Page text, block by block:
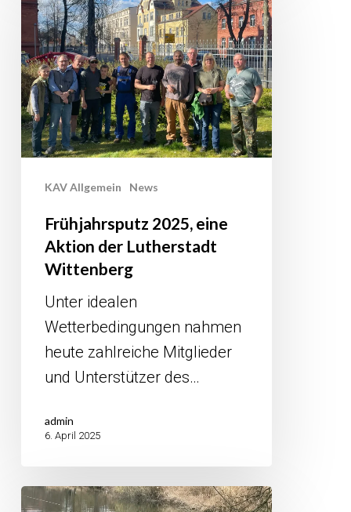
2025,
eine
Aktion
der
Lutherstadt
Wittenberg
KAV Allgemein News
Frühjahrsputz 2025, eine
Aktion der Lutherstadt
Wittenberg
Unter idealen
Wetterbedingungen nahmen
heute zahlreiche Mitglieder
und Unterstützer des…
admin
6. April 2025
Fischbestand